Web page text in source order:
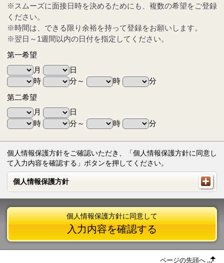
※スムーズに面接日時を決めるためにも、複数の希望をご登録
ください。
※時間は、できる限り余裕を持って登録をお願いします。
※翌日～1週間以内の日付を指定してください。
第一希望
月
日
時
分～ 時
分
第二希望
月
日
時
分～ 時 分
個人情報保護方針をご確認いただき、「個人情報保護方針に同意し
て入力内容を確認する」ボタンを押してください。
個人情報保護方針
個人情報保護方針
個人情報保護方針に同意して
入力内容を確認する
ページの先頭へ